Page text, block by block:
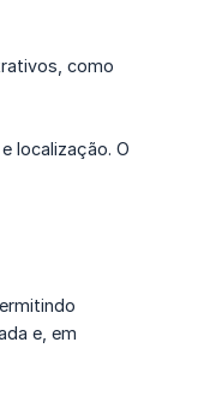
como
localização. O
e, em